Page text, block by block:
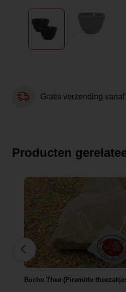
Gratis verzending vanaf
Producten
Buchu Thee (Piramide